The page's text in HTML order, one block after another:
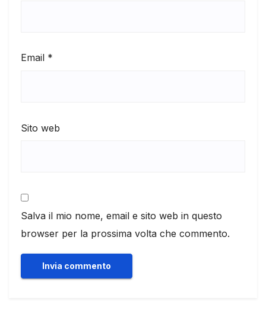
Email *
Sito web
Salva il mio nome, email e sito web in questo
browser per la prossima volta che commento.